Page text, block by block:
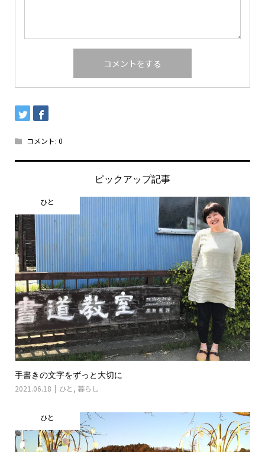
コメント: 0
ピックアップ記事
ひと
手書きの文字をずっと大切に
2021.06.18 ひと , 暮らし
ひと